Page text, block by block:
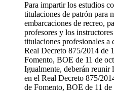
Para impartir los estudios
titulaciones de patrón para
embarcaciones de recreo,
profesores y los
titulaciones profesionales a
Real Decreto 875/2014 de
Fomento, BOE de 11 de
Igualmente, deberán reunir
en el Real Decreto 875/
de Fomento, BOE de 11